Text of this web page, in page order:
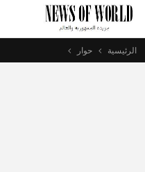
الرئيسية حوار